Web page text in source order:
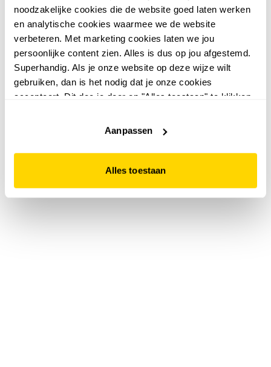
noodzakelijke cookies die de website goed laten werken
en analytische cookies waarmee we de website
verbeteren. Met marketing cookies laten we jou
persoonlijke content zien. Alles is dus op jou afgestemd.
Superhandig. Als je onze website op deze wijze wilt
gebruiken, dan is het nodig dat je onze cookies
accepteert. Dit doe je door op "Alles toestaan" te klikken.
website niet optimaal functioneert.
Aanpassen
Alles toestaan